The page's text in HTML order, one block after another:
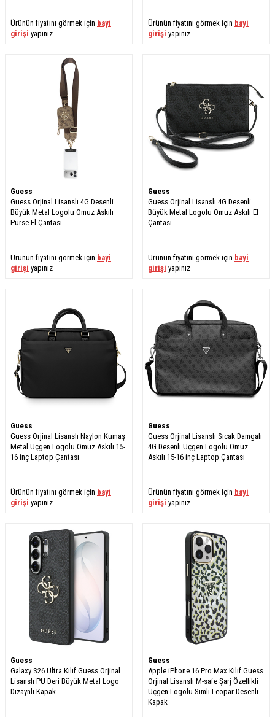
Ürünün fiyatını görmek için bayi
girişi yapınız
Ürünün fiyatını görmek için bayi
girişi yapınız
Guess
Guess Orjinal Lisanslı 4G Desenli
Büyük Metal Logolu Omuz Askılı
Purse El Çantası
Ürünün fiyatını görmek için bayi
girişi yapınız
Guess
Guess Orjinal Lisanslı 4G Desenli
Büyük Metal Logolu Omuz Askılı El
Çantası
Ürünün fiyatını görmek için bayi
girişi yapınız
Guess
Guess Orjinal Lisanslı Naylon Kumaş
Metal Üçgen Logolu Omuz Askılı 15-
16 inç Laptop Çantası
Ürünün fiyatını görmek için bayi
girişi yapınız
Guess
Guess Orjinal Lisanslı Sıcak Damgalı
4G Desenli Üçgen Logolu Omuz
Askılı 15-16 inç Laptop Çantası
Ürünün fiyatını görmek için bayi
girişi yapınız
Guess
Galaxy S26 Ultra Kılıf Guess Orjinal
Lisanslı PU Deri Büyük Metal Logo
Dizaynlı Kapak
Guess
Apple iPhone 16 Pro Max Kılıf Guess
Orjinal Lisanslı M-safe Şarj Özellikli
Üçgen Logolu Simli Leopar Desenli
Kapak